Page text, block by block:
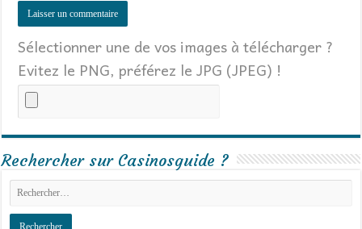
Sélectionner une de vos images à télécharger ?
Evitez le PNG, préférez le JPG (JPEG) !
Rechercher sur Casinosguide ?